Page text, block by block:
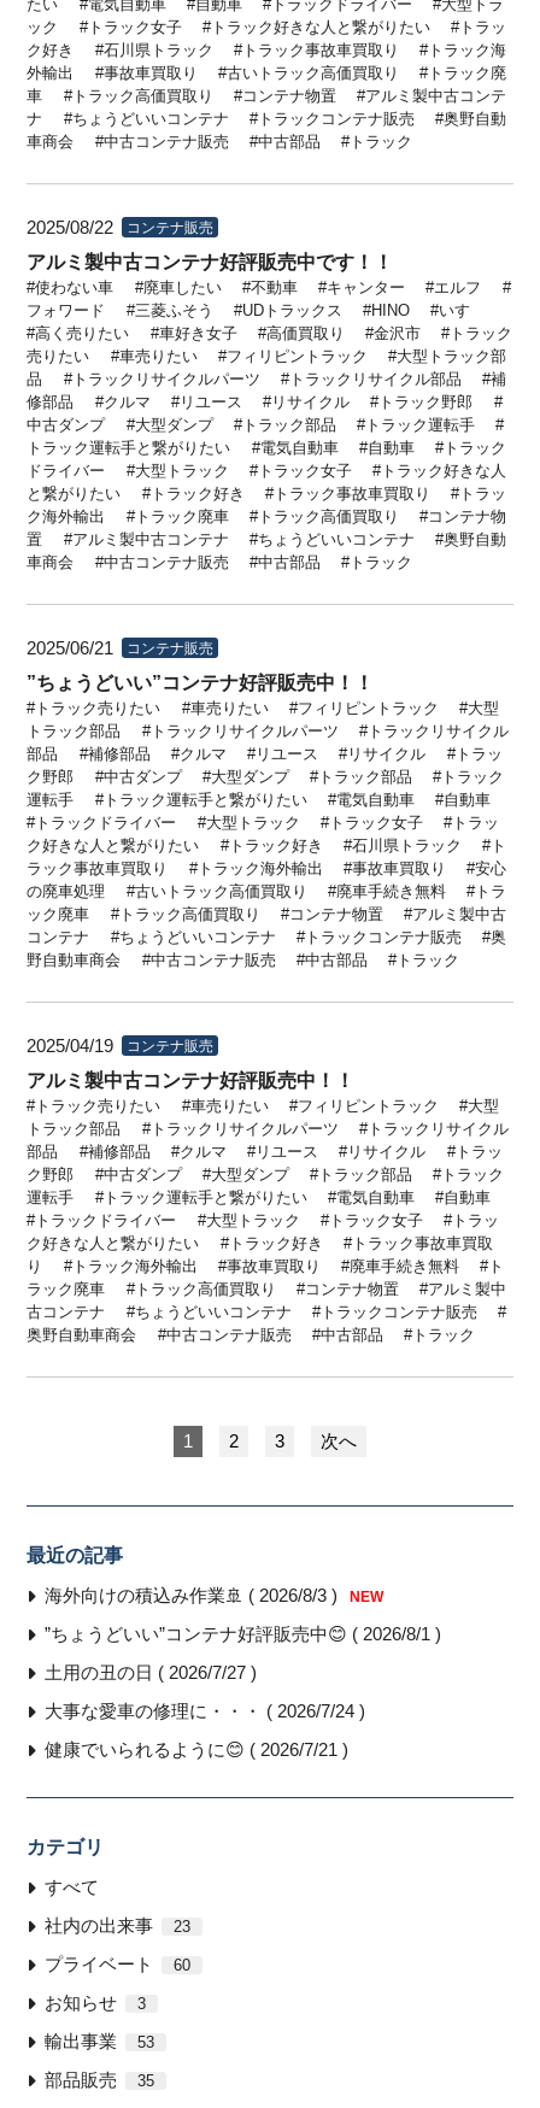
たい 電気自動車 自動車 トラックドライバー
大型トラ
ック
トラック女子 トラック好きな人と繋がりたい
トラッ
ク好き
石川県トラック トラック事故車買取り
トラック海
外輸出
事故車買取り 古いトラック高価買取り
トラック廃
車
トラック高価買取り コンテナ物置
アルミ製中古コンテ
ナ
ちょうどいいコンテナ トラックコンテナ販売
奥野自動
車商会
中古コンテナ販売 中古部品 トラック
2025/08/22 コンテナ販売
アルミ製中古コンテナ好評販売中です！！
使わない車 廃車したい 不動車 キャンター
エルフ
フォワード
三菱ふそう UDトラックス HINO
いすゞ
高く売りたい
車好き女子 高価買取り 金沢市
トラック
売りたい
車売りたい フィリピントラック
大型トラック部
品
トラックリサイクルパーツ トラックリサイクル部品
補
修部品
クルマ リユース リサイクル
トラック野郎
中古ダンプ
大型ダンプ トラック部品
トラック運転手
トラック運転手と繋がりたい
電気自動車 自動車
トラック
ドライバー
大型トラック トラック女子
トラック好きな人
と繋がりたい
トラック好き トラック事故車買取り
トラッ
ク海外輸出
トラック廃車 トラック高価買取り
コンテナ物
置
アルミ製中古コンテナ ちょうどいいコンテナ
奥野自動
車商会
中古コンテナ販売 中古部品 トラック
2025/06/21 コンテナ販売
”ちょうどいい”コンテナ好評販売中！！
トラック売りたい 車売りたい フィリピントラック
大型
トラック部品
トラックリサイクルパーツ
トラックリサイクル
部品
補修部品 クルマ リユース リサイクル
トラッ
ク野郎
中古ダンプ 大型ダンプ トラック部品
トラック
運転手
トラック運転手と繋がりたい 電気自動車
自動車
トラックドライバー
大型トラック トラック女子
トラッ
ク好きな人と繋がりたい
トラック好き 石川県トラック
ト
ラック事故車買取り
トラック海外輸出 事故車買取り
安心
の廃車処理
古いトラック高価買取り 廃車手続き無料
トラ
ック廃車
トラック高価買取り コンテナ物置
アルミ製中古
コンテナ
ちょうどいいコンテナ トラックコンテナ販売
奥
野自動車商会
中古コンテナ販売 中古部品 トラック
2025/04/19 コンテナ販売
アルミ製中古コンテナ好評販売中！！
トラック売りたい 車売りたい フィリピントラック
大型
トラック部品
トラックリサイクルパーツ
トラックリサイクル
部品
補修部品 クルマ リユース リサイクル
トラッ
ク野郎
中古ダンプ 大型ダンプ トラック部品
トラック
運転手
トラック運転手と繋がりたい 電気自動車
自動車
トラックドライバー
大型トラック トラック女子
トラッ
ク好きな人と繋がりたい
トラック好き
トラック事故車買取
り
トラック海外輸出 事故車買取り 廃車手続き無料
ト
ラック廃車
トラック高価買取り コンテナ物置
アルミ製中
古コンテナ
ちょうどいいコンテナ
トラックコンテナ販売
奥野自動車商会
中古コンテナ販売 中古部品 トラック
1 2 3 次へ
最近の記事
海外向けの積込み作業🚢 ( 2026/8/3 ) NEW
”ちょうどいい”コンテナ好評販売中😊 ( 2026/8/1 )
土用の丑の日 ( 2026/7/27 )
大事な愛車の修理に・・・ ( 2026/7/24 )
健康でいられるように😊 ( 2026/7/21 )
カテゴリ
すべて
社内の出来事
23
プライベート 60
お知らせ 3
輸出事業 53
部品販売 35